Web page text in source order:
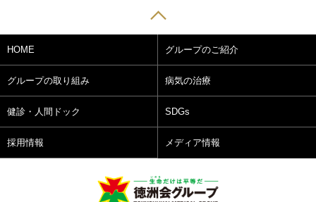
HOME グループのご紹介
グループの取り組み 病気の治療
健診・人間ドック SDGs
採用情報 メディア情報